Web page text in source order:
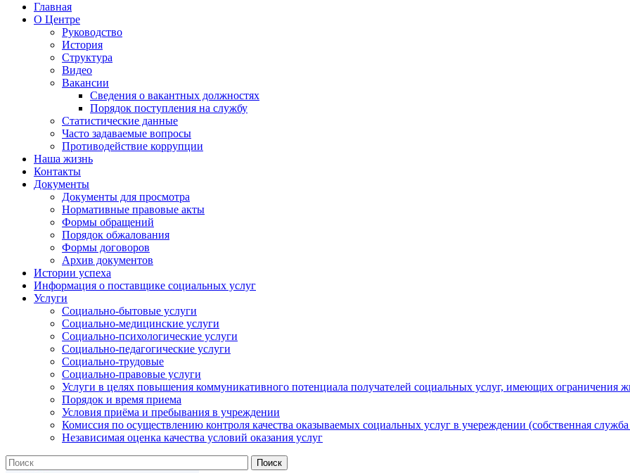
Главная
О Центре
Руководство
История
Структура
Видео
Вакансии
Сведения о вакантных должностях
Порядок поступления на службу
Статистические данные
Часто задаваемые вопросы
Противодействие коррупции
Наша жизнь
Контакты
Документы
Документы для просмотра
Нормативные правовые акты
Формы обращений
Порядок обжалования
Формы договоров
Архив документов
Истории успеха
Информация о поставщике социальных услуг
Услуги
Социально-бытовые услуги
Социально-медицинские услуги
Социально-психологические услуги
Социально-педагогические услуги
Социально-трудовые
Социально-правовые услуги
Услуги в целях повышения коммуникативного потенциала получателей социальных услуг, имеющих ограничения
Порядок и время приема
Условия приёма и пребывания в учреждении
Комиссия по осуществлению контроля качества оказываемых социальных услуг в учереждении (собственная
Независимая оценка качества условий оказания услуг